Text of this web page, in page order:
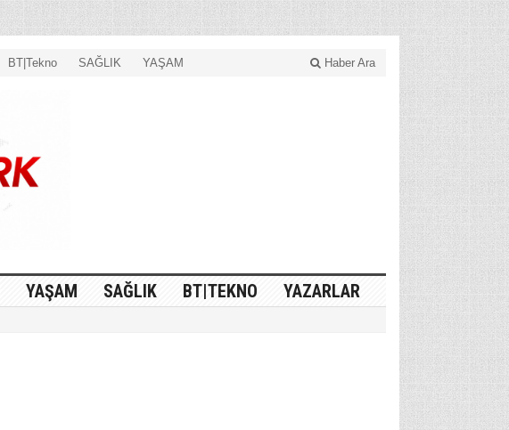
BT|Tekno SAĞLIK YAŞAM Haber Ara
YAŞAM SAĞLIK BT|TEKNO YAZARLAR